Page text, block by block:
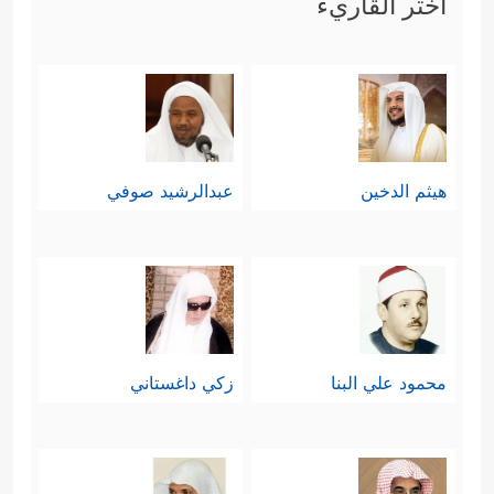
رابعًا: ثم يُذكِّرُ القرآن المشركين بما
كما هو شأن أهل الكتاب من يهود
ونصارى
﴿وَإِن كَانُواْ لَیَقُولُونَ﴿١٦٧﴾
ذِكۡرࣰا مِّنَ ٱلۡأَوَّلِینَ
لَكُنَّا عِبَادَ ٱللَّهِ ٱلۡمُخۡلَصِینَ
﴿١٦٩﴾
فَكَفَرُواْ بِهِۦۖ فَسَوۡفَ یَعۡلَمُونَ﴾
التذكير يُقصد به: بيان أنّهم إنَّما يُعادُون
القرآن بعد أن أنزَلَه الله عليهم؛ لحسدٍ
من أجل الْتِباسٍ في الرؤية، أو خطأٍ في
هيثم الدخين عبدالرشيد صوفي
محمود علي البنا زكي داغستاني